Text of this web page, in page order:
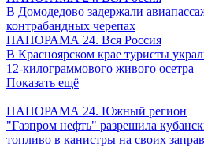
В Домодедово задержали
контрабандных черепах
ПАНОРАМА 24. Вся Россия
В Красноярском крае туристы
12-килограммового живого осетра
Показать ещё
ПАНОРАМА 24. Южный регион
"Газпром нефть" разрешила
топливо в канистры на своих